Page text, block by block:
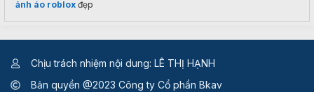
ảnh áo roblox đẹp
Chịu trách nhiệm nội dung: LÊ THỊ HẠNH
Bản quyền @2023 Công ty Cổ phần Bkav